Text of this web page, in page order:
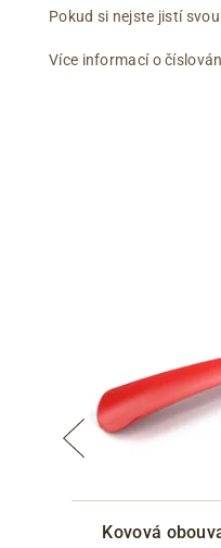
Pokud si nejste jistí
Více informací o
Kovová